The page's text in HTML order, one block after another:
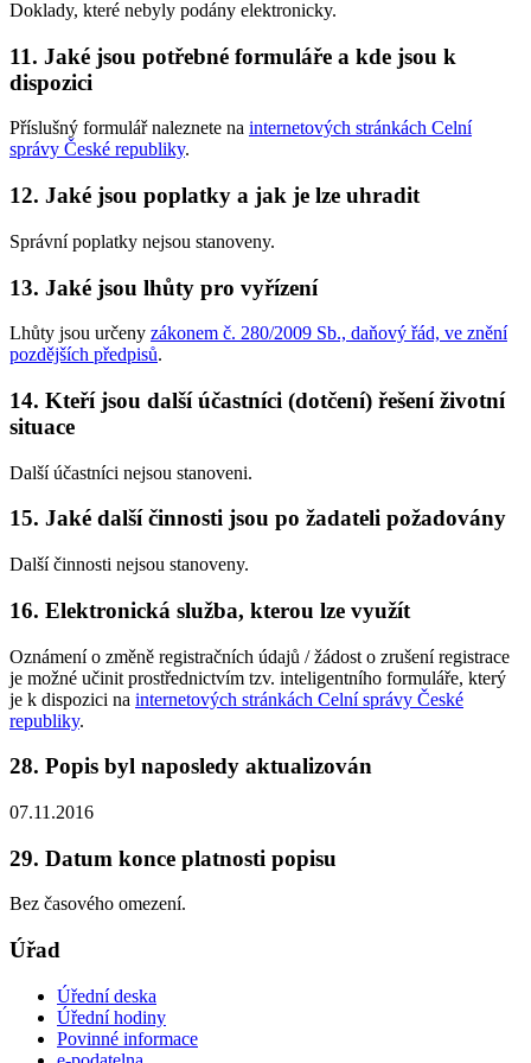
Doklady, které nebyly podány elektronicky.
11. Jaké jsou potřebné formuláře a kde jsou k
dispozici
Příslušný formulář naleznete na internetových stránkách Celní
správy České republiky.
12. Jaké jsou poplatky a jak je lze uhradit
Správní poplatky nejsou stanoveny.
13. Jaké jsou lhůty pro vyřízení
Lhůty jsou určeny zákonem č. 280/2009 Sb., daňový řád, ve znění
pozdějších předpisů.
14. Kteří jsou další účastníci (dotčení) řešení životní
situace
Další účastníci nejsou stanoveni.
15. Jaké další činnosti jsou po žadateli požadovány
Další činnosti nejsou stanoveny.
16. Elektronická služba, kterou lze využít
Oznámení o změně registračních údajů / žádost o zrušení registrace
je možné učinit prostřednictvím tzv. inteligentního formuláře, který
je k dispozici na internetových stránkách Celní správy České
republiky.
28. Popis byl naposledy aktualizován
07.11.2016
29. Datum konce platnosti popisu
Bez časového omezení.
Úřad
Úřední deska
Úřední hodiny
Povinné informace